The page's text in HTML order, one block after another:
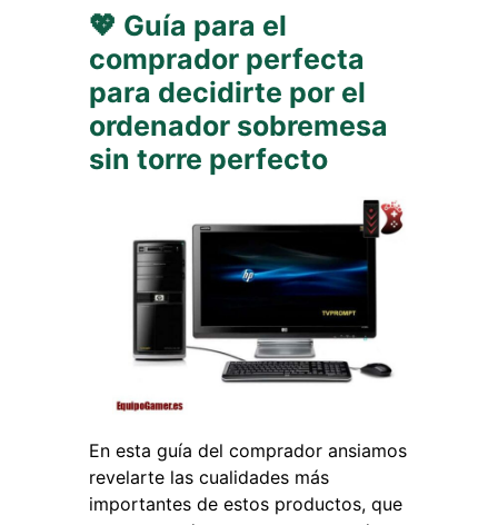
💖 Guía para el
comprador perfecta
para decidirte por el
ordenador sobremesa
sin torre perfecto
En esta guía del comprador ansiamos
revelarte las cualidades más
importantes de estos productos, que